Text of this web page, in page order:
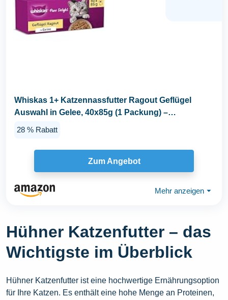
Whiskas 1+ Katzennassfutter Ragout Geflügel
Auswahl in Gelee, 40x85g (1 Packung) –
28 % Rabatt
Zum Angebot
Mehr anzeigen ⏷
Hühner Katzenfutter – das
Wichtigste im Überblick
Hühner Katzenfutter ist eine hochwertige Ernährungsoption
für Ihre Katzen. Es enthält eine hohe Menge an Proteinen,